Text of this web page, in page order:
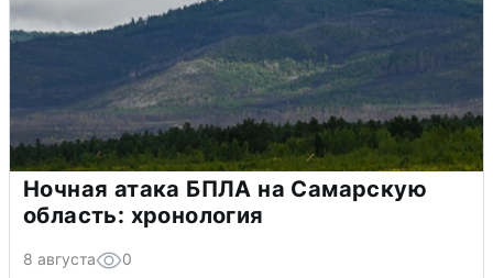
Ночная атака БПЛА на Самарскую
область: хронология
8 августа 0